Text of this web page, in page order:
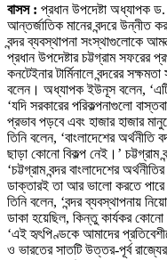
বাসস : প্রধান উপদেষ্টা অধ্যাপক ড.
আন্তর্জাতিক মানের বন্দরে উন্নীত
বন্দর ব্যবস্থাপনা সংস্থাগুলোকে
প্রধান উপদেষ্টার চট্টগ্রাম সফরের
কনটেইনার টার্মিনালে বন্দরের
বলেন। অধ্যাপক ইউনূস বলেন,
‘যদি সরকারের পরিকল্পনাগুলো
প্রভাব পড়বে এবং হাজার হাজার
তিনি বলেন, ‘বাংলাদেশের
ছাড়া কোনো বিকল্প নেই।’ চট্টগ্রাম
‘চট্টগ্রাম বন্দর বাংলাদেশের
ডাক্তারই তা আর ভালো করতে
তিনি বলেন, ‘বন্দর ব্যবস্থাপনায়
ডাকা হয়েছিল, কিন্তু কার্যকর
‘এই হৃৎপিণ্ডকে আমাদের
ও ভারতের সাতটি উত্তর-পূর্ব